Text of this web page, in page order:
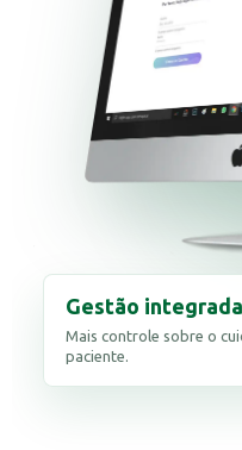
Gestão integrada
Mais controle sobre o
paciente.